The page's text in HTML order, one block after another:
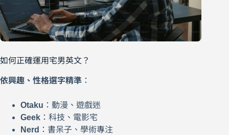
如何正確運用宅男英文？
依興趣、性格選字精準 ：
Otaku ：動漫、遊戲迷
Geek ：科技、電影宅
Nerd ：書呆子、學術專注